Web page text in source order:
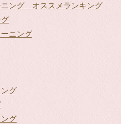
ニング オススメランキング
ニング
グ
グ